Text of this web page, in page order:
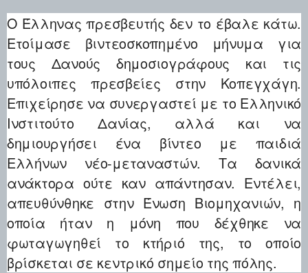
Ο Έλληνας πρεσβευτής δεν το έβαλε κάτω.
Ετοίμασε βιντεοσκοπημένο μήνυμα για
τους Δανούς δημοσιογράφους και τις
υπόλοιπες πρεσβείες στην Κοπεγχάγη.
Επιχείρησε να συνεργαστεί με το Ελληνικό
Ινστιτούτο Δανίας, αλλά και να
δημιουργήσει ένα βίντεο με παιδιά
Ελλήνων νέο-μεταναστών. Τα δανικά
ανάκτορα ούτε καν απάντησαν. Εντέλει,
απευθύνθηκε στην Ένωση Βιομηχανιών, η
οποία ήταν η μόνη που δέχθηκε να
φωταγωγηθεί το κτήριό της, το οποίο
βρίσκεται σε κεντρικό σημείο της πόλης.